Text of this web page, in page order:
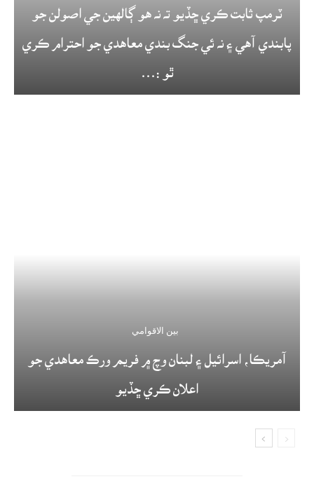
ٽرمپ ثابت ڪري ڇڏيو ته نه هو ڳالهين جي اصولن جو
پابندي آهي ۽ نه ئي جنگ بندي معاهدي جو احترام ڪري
بين الاقوامي
آمريڪا، اسرائيل ۽ لبنان وچ ۾ فريم ورڪ معاهدي جو
اعلان ڪري ڇڏيو